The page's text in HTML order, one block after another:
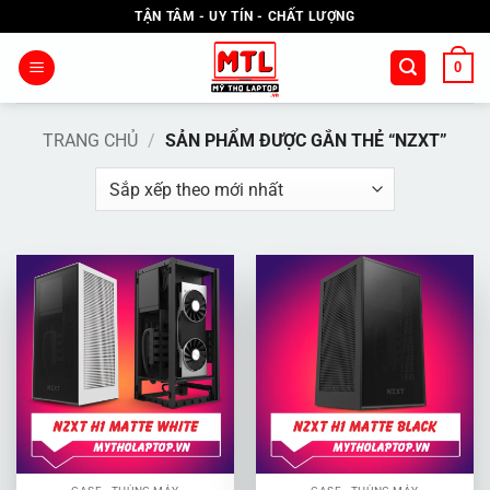
qua
nội
TẬN TÂM - UY TÍN - CHẤT LƯỢNG
0
TRANG CHỦ / SẢN PHẨM ĐƯỢC GẮN THẺ “NZXT”